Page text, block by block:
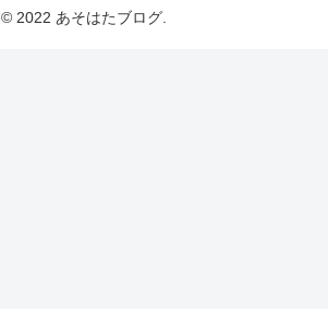
© 2022 あそはたブログ.